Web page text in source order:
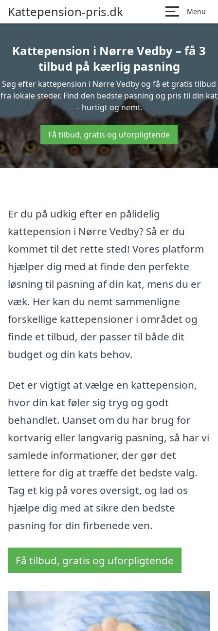
Kattepension-pris.dk Menu
Kattepension i Nørre Vedby – få 3
tilbud på kærlig pasning
Søg efter kattepension i Nørre Vedby og få et gratis tilbud
fra lokale steder. Find den bedste pasning og pris til din kat
– hurtigt og nemt.
Få tilbud, gratis og uforpligtende
Er du på udkig efter en pålidelig
kattepension i Nørre Vedby? Så er du
kommet til det rette sted! Vores platform
hjælper dig med at finde den perfekte
løsning til pasning af din kat, mens du er
væk. Her kan du nemt sammenligne
forskellige kattepensioner i området og
finde et tilbud, der passer til både dit
budget og din kats behov.
Det er vigtigt at vælge en kattepension,
hvor din kat føler sig tryg og godt
behandlet. Uanset om du har brug for
kortvarig eller langvarig pasning, så har vi
samlede informationer, der gør det
lettere for dig at træffe det bedste valg.
Tag et kig på vores oversigt, og lad os
hjælpe dig med at sikre den bedste
pasning for din firbenede ven.
Få tilbud, gratis og uforpligtende